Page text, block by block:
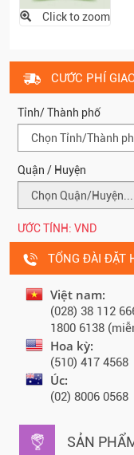
Click to zoom
CƯỚC PHÍ
Tỉnh/ Thành phố
Quận / Huyện
ƯỚC TÍNH: VND
TỔNG ĐÀI ĐẶT
Việt nam:
(028) 38 112
1800 6138
Hoa kỳ:
(510) 417 4568
Úc:
(02) 8006 0568
SẢN